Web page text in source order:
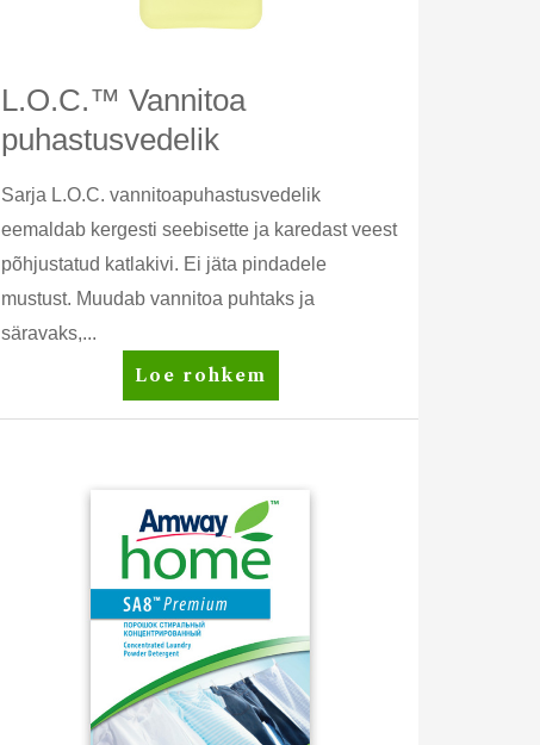
L.O.C.™ Vannitoa
puhastusvedelik
Sarja L.O.C. vannitoapuhastusvedelik
eemaldab kergesti seebisette ja karedast veest
põhjustatud katlakivi. Ei jäta pindadele
mustust. Muudab vannitoa puhtaks ja
säravaks,...
L.O.C.™
Vannitoa
Loe rohkem